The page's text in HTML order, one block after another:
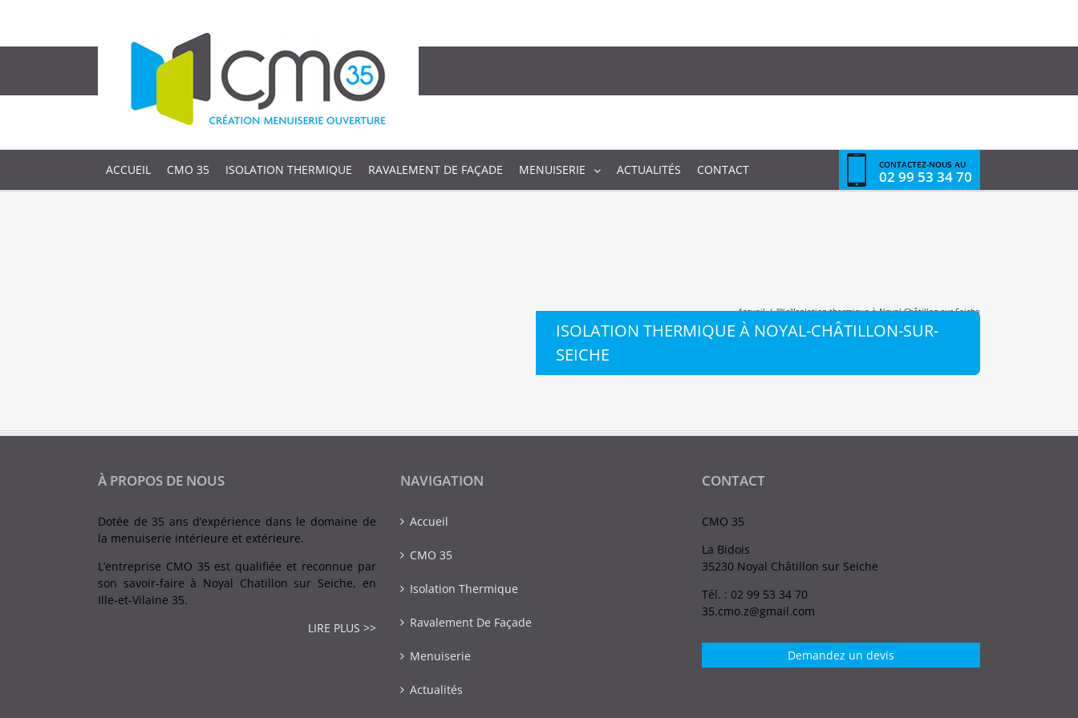
ACCUEIL CMO 35 ISOLATION THERMIQUE RAVALEMENT DE FAÇADE MENUISERIE ACTUALITÉS CONTACT CONTACTEZ-NOUS AU
02 99 53 34 70
ISOLATION THERMIQUE À NOYAL-CHÂTILLON-SUR-
SEICHE
Accueil / "%s"Isolation thermique à Noyal-Châtillon-sur-Seiche
À PROPOS DE NOUS
Dotée de 35 ans d’expérience dans le domaine de
la menuiserie intérieure et extérieure.
L’entreprise CMO 35 est qualifiée et reconnue par
son savoir-faire à Noyal Chatillon sur Seiche, en
Ille-et-Vilaine 35.
LIRE PLUS >>
NAVIGATION
Accueil
CMO 35
Isolation Thermique
Ravalement De Façade
Menuiserie
Actualités
CONTACT
CMO 35
La Bidois
35230 Noyal Châtillon sur Seiche
Tél. : 02 99 53 34 70
35.cmo.z@gmail.com
Demandez un devis